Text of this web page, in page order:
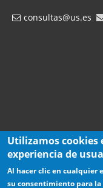
consultas@us.es
Utilizamos cookies
experiencia de
Al hacer clic en cualquier
su consentimiento para